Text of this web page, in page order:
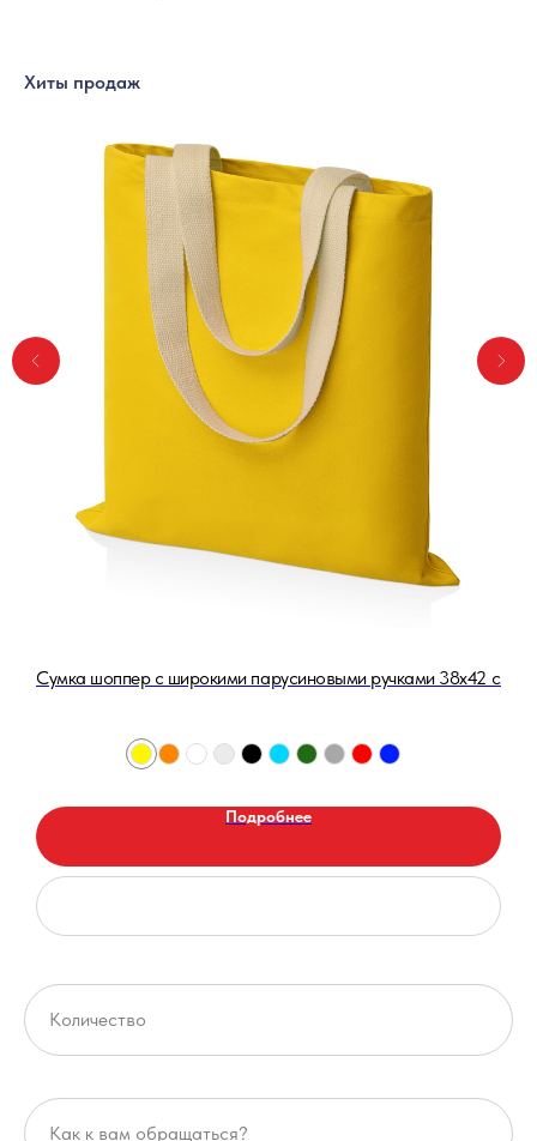
Хиты продаж
Сумка шоппер с широкими парусиновыми ручками 38х42 см, до
Подробнее